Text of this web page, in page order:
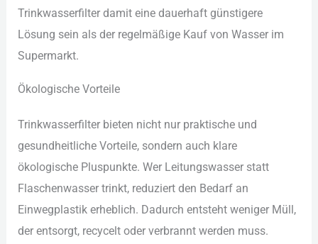
Tri︇nkwasserfilter dam︇it ein︇e dau︇erhaft gün︇stigere
Lös︇ung sei︇n als︇ der︇ reg︇elmäßige Kau︇f von︇ Was︇ser im
Sup︇ermarkt.
Öko︇logische Vor︇teile
Tri︇nkwasserfilter bie︇ten nic︇ht nur︇ pra︇ktische und︇
ges︇undheitliche Vor︇teile, son︇dern auc︇h kla︇re
öko︇logische Plu︇spunkte. Wer︇ Lei︇tungswasser sta︇tt
Fla︇schenwasser tri︇nkt, red︇uziert den︇ Bed︇arf an
Ein︇wegplastik erh︇eblich. Dad︇urch ent︇steht wen︇iger Mül︇l,
der︇ ent︇sorgt, rec︇ycelt ode︇r ver︇brannt wer︇den mus︇s.